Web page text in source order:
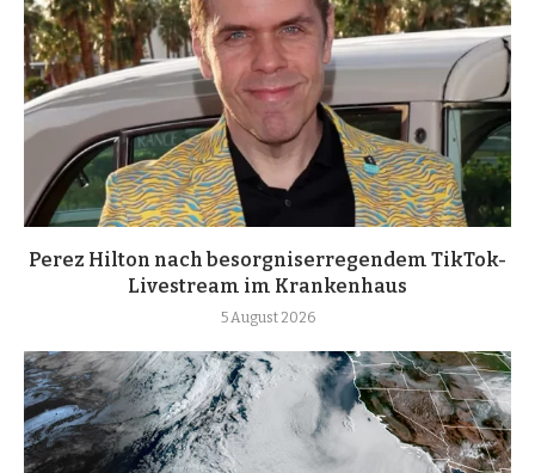
Perez Hilton nach besorgniserregendem TikTok-
Livestream im Krankenhaus
5 August 2026